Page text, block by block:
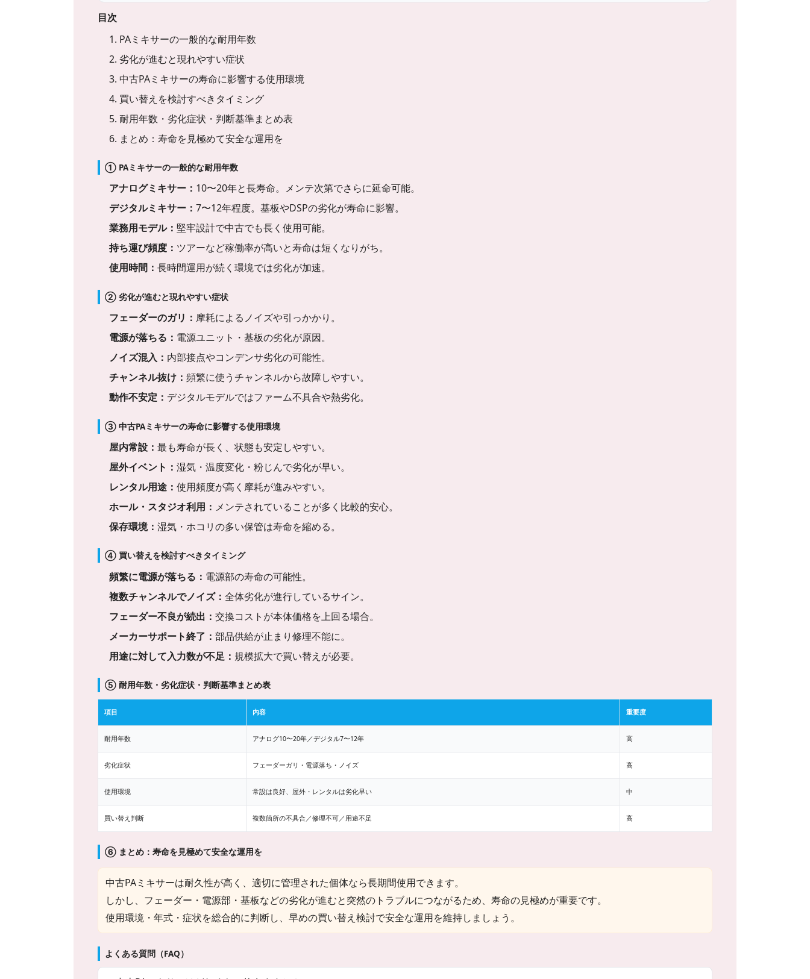
目次
1. PAミキサーの一般的な耐用年数
2. 劣化が進むと現れやすい症状
3. 中古PAミキサーの寿命に影響する使用環境
4. 買い替えを検討すべきタイミング
5. 耐用年数・劣化症状・判断基準まとめ表
6. まとめ：寿命を見極めて安全な運用を
① PAミキサーの一般的な耐用年数
アナログミキサー： 10〜20年と長寿命。メンテ次第でさらに延命可能。
デジタルミキサー：7〜12年程度。基板やDSPの劣化が寿命に影響。
業務用モデル：堅牢設計で中古でも長く使用可能。
持ち運び頻度： ツアーなど稼働率が高いと寿命は短くなりがち。
使用時間：長時間運用が続く環境では劣化が加速。
② 劣化が進むと現れやすい症状
フェーダーのガリ： 摩耗によるノイズや引っかかり。
電源が落ちる： 電源ユニット・基板の劣化が原因。
ノイズ混入： 内部接点やコンデンサ劣化の可能性。
チャンネル抜け：頻繁に使うチャンネルから故障しやすい。
動作不安定： デジタルモデルではファーム不具合や熱劣化。
③ 中古PAミキサーの寿命に影響する使用環境
屋内常設：最も寿命が長く、状態も安定しやすい。
屋外イベント：湿気・温度変化・粉じんで劣化が早い。
レンタル用途：使用頻度が高く摩耗が進みやすい。
ホール・スタジオ利用： メンテされていることが多く比較的安心。
保存環境：湿気・ホコリの多い保管は寿命を縮める。
④ 買い替えを検討すべきタイミング
頻繁に電源が落ちる： 電源部の寿命の可能性。
複数チャンネルでノイズ：全体劣化が進行しているサイン。
フェーダー不良が続出：交換コストが本体価格を上回る場合。
メーカーサポート終了：部品供給が止まり修理不能に。
用途に対して入力数が不足： 規模拡大で買い替えが必要。
⑤ 耐用年数・劣化症状・判断基準まとめ表
項目 内容 重要度
耐用年数 アナログ10〜20年／デジタル7〜12年 高
劣化症状 フェーダーガリ・電源落ち・ノイズ 高
使用環境 常設は良好、屋外・レンタルは劣化早い 中
買い替え判断 複数箇所の不具合／修理不可／用途不足 高
⑥ まとめ：寿命を見極めて安全な運用を
中古PAミキサーは耐久性が高く、適切に管理された個体なら長期間使用できます。
しかし、フェーダー・電源部・基板などの劣化が進むと突然のトラブルにつながるため、寿命の見極めが重要です。
使用環境・年式・症状を総合的に判断し、早めの買い替え検討で安全な運用を維持しましょう。
よくある質問（FAQ）